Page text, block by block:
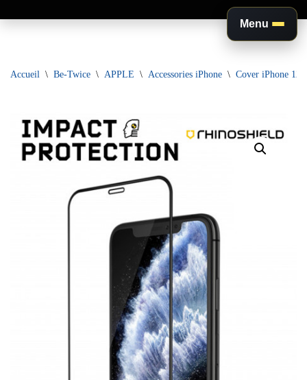
au
Menu
Accueil \ Be-Twice \ APPLE \ Accessories iPhone \ Cover iPhone 12